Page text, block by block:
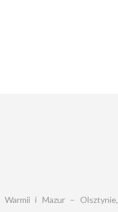
Warmii i Mazur – Olsztynie,